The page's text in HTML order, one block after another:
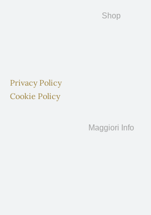
Shop
Privacy Policy
Cookie Policy
Maggiori Info